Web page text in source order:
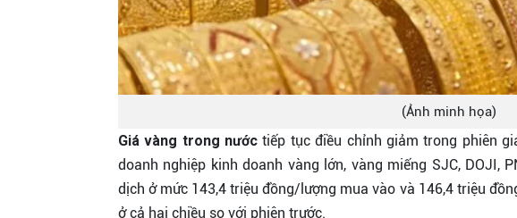
(Ảnh minh họa)
Giá vàng trong nước tiếp tục điều chỉnh giảm trong phiên
doanh nghiệp kinh doanh vàng lớn, vàng miếng SJC, DOJI,
dịch ở mức 143,4 triệu đồng/lượng mua vào và 146,4 triệu
ở cả hai chiều so với phiên trước.